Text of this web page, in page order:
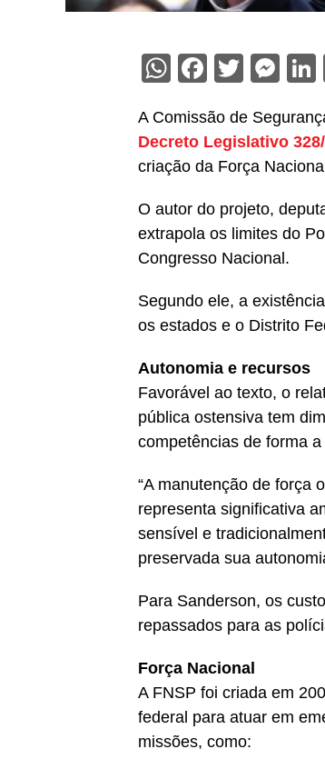
WhatsApp
Facebook
A Comissão de
Decreto Legislativo
criação da Força
O autor do projeto,
extrapola os limites do
Congresso Nacional.
Segundo ele, a
os estados e o Distrito
Autonomia e recursos
Favorável ao texto, o
pública ostensiva tem
competências de forma
“A manutenção de força
representa significativa
sensível e
preservada sua
Para Sanderson, os
repassados para as
Força Nacional
A FNSP foi criada em
federal para atuar em
missões, como: